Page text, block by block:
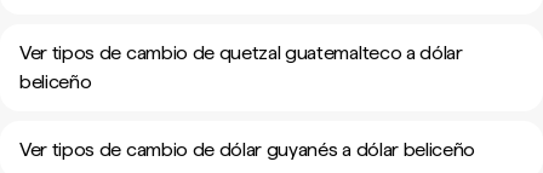
Ver tipos de cambio de quetzal guatemalteco a dólar
beliceño
Ver tipos de cambio de dólar guyanés a dólar beliceño